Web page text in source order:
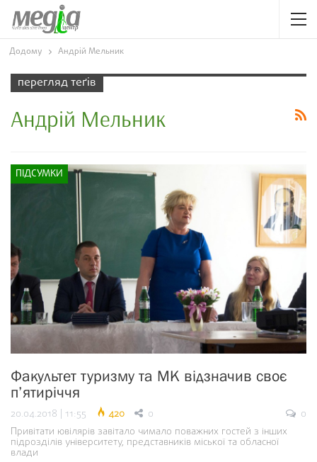
Додому Андрій Мельник
перегляд теґів
Андрій Мельник
ПІДСУМКИ
Факультет туризму та МК відзначив своє
п’ятиріччя
20.04.2018 | 11:55 420 0
0
Привітати ювілярів завітало чимало поважних гостей з інших
підрозділів університету, представників міської та обласної
влади